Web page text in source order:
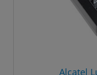
Alcatel